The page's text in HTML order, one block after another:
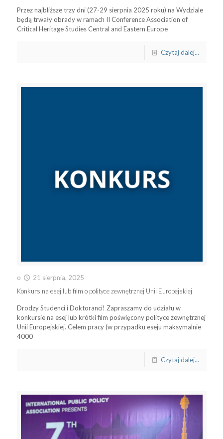
Przez najbliższe trzy dni (27-29 sierpnia 2025 roku) na Wydziale
będą trwały obrady w ramach II Conference Association of
Critical Heritage Studies Central and Eastern Europe
Czytaj dalej...
o
21 sierpnia, 2025
Konkurs na esej lub film o polityce zewnętrznej Unii Europejskiej
Drodzy Studenci i Doktoranci! Zapraszamy do udziału w
konkursie na esej lub krótki film poświęcony polityce zewnętrznej
Unii Europejskiej. Celem pracy (w przypadku eseju maksymalnie
4000
Czytaj dalej...